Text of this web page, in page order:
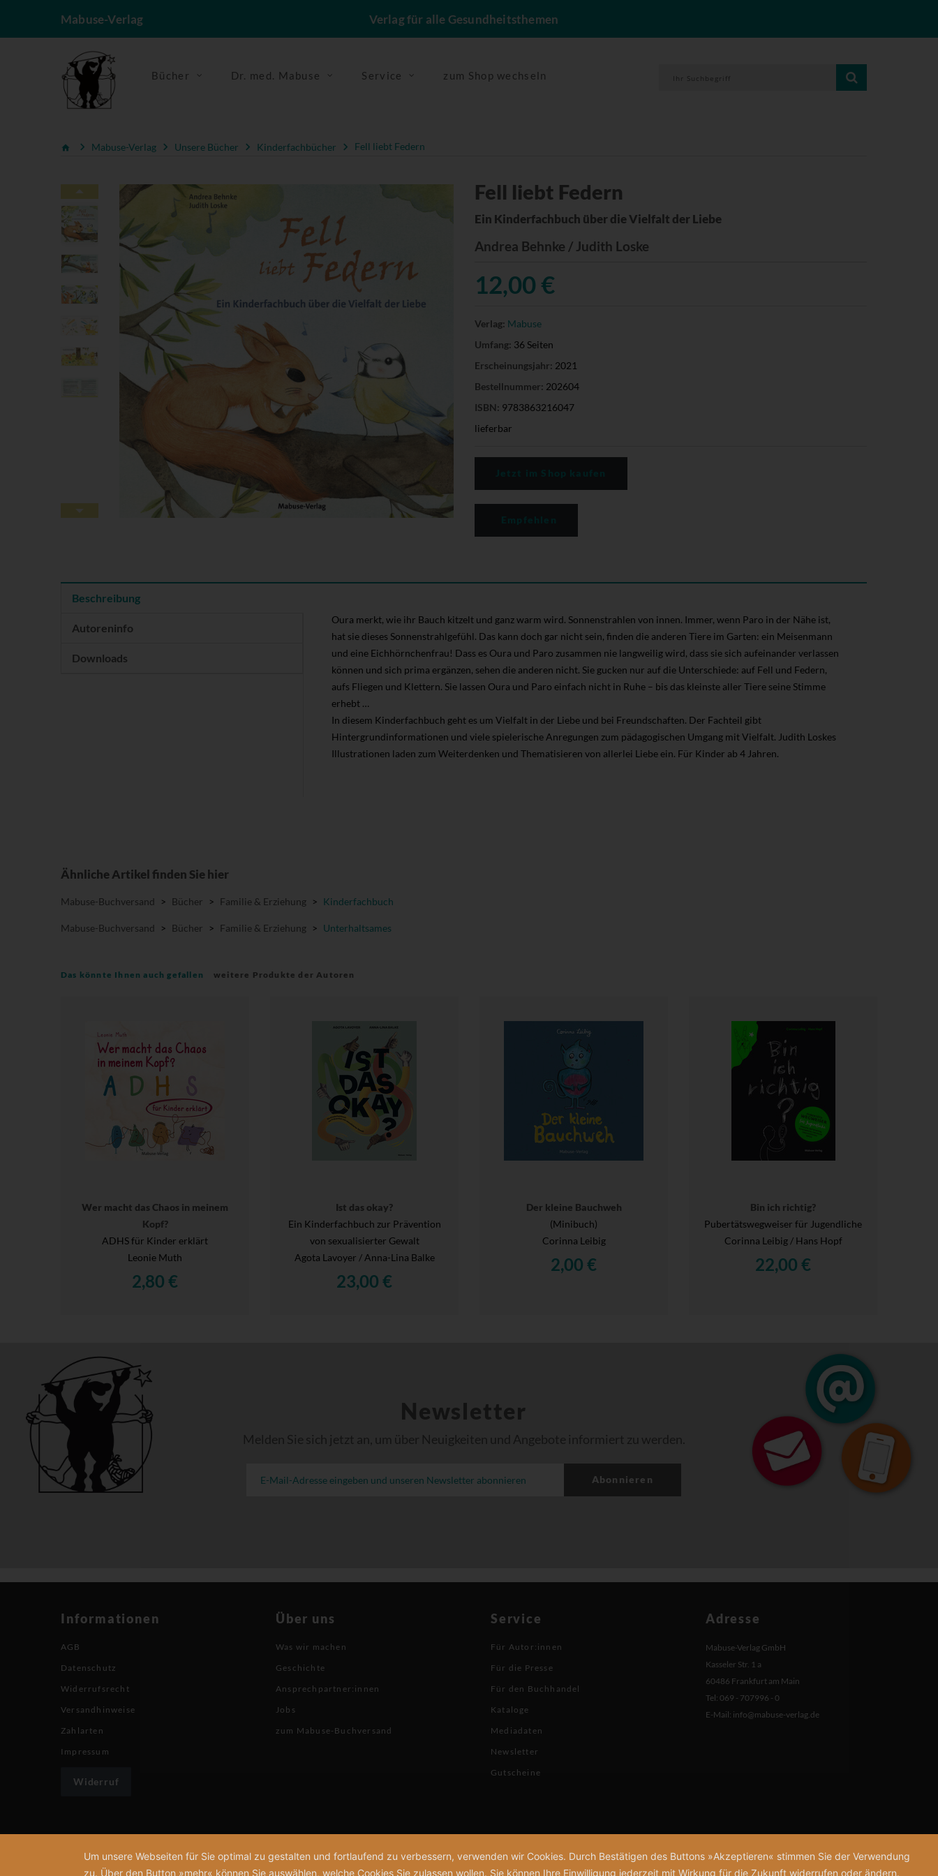
Mabuse-Verlag Verlag für alle Gesundheitsthemen
Bücher Dr. med. Mabuse Service zum Shop wechseln
Mabuse-Verlag Unsere Bücher Kinderfachbücher Fell liebt Federn
Fell liebt Federn
Ein Kinderfachbuch über die Vielfalt der Liebe
Andrea Behnke / Judith Loske
12,00 €
Verlag: Mabuse
Umfang: 36 Seiten
Erscheinungsjahr: 2021
Bestellnummer: 202604
ISBN: 9783863216047
lieferbar
Beschreibung
Autoreninfo
Downloads
Oura merkt, wie ihr Bauch kitzelt und ganz warm wird. Sonnenstrahlen von innen. Immer, wenn Paro in der Nähe ist,
hat sie dieses Sonnenstrahlgefühl. Das kann doch gar nicht sein, finden die anderen Tiere im Garten: ein Meisenmann
und eine Eichhörnchenfrau! Dass es Oura und Paro zusammen nie langweilig wird, dass sie sich aufeinander verlassen
können und sich prima ergänzen, sehen die anderen nicht. Sie gucken nur auf die Unterschiede: auf Fell und Federn,
aufs Fliegen und Klettern. Sie lassen Oura und Paro einfach nicht in Ruhe – bis das kleinste aller Tiere seine Stimme
erhebt …
In diesem Kinderfachbuch geht es um Vielfalt in der Liebe und bei Freundschaften. Der Fachteil gibt
Hintergrundinformationen und viele spielerische Anregungen zum pädagogischen Umgang mit Vielfalt. Judith Loskes
Illustrationen laden zum Weiterdenken und Thematisieren von allerlei Liebe ein. Für Kinder ab 4 Jahren.
Ähnliche Artikel finden Sie hier
Mabuse-Buchversand > Bücher > Familie & Erziehung > Kinderfachbuch
Mabuse-Buchversand > Bücher > Familie & Erziehung > Unterhaltsames
Das könnte Ihnen auch gefallen weitere Produkte der Autoren
Wer macht das Chaos in meinem
Kopf?
ADHS für Kinder erklärt
Leonie Muth
2,80 €
Ist das okay?
Ein Kinderfachbuch zur Prävention
von sexualisierter Gewalt
Agota Lavoyer / Anna-Lina Balke
23,00 €
Der kleine Bauchweh
(Minibuch)
Corinna Leibig
2,00 €
Bin ich richtig?
Pubertätswegweiser für Jugendliche
Corinna Leibig / Hans Hopf
22,00 €
Newsletter
Melden Sie sich jetzt an, um über Neuigkeiten und Angebote informiert zu werden.
Abonnieren
Informationen
AGB
Datenschutz
Widerrufsrecht
Versandhinweise
Zahlarten
Impressum
Widerruf
Über uns
Was wir machen
Geschichte
Ansprechpartner:innen
Jobs
zum Mabuse-Buchversand
Service
Für Autor:innen
Für die Presse
Für den Buchhandel
Kataloge
Mediadaten
Newsletter
Gutscheine
Adresse
Mabuse-Verlag GmbH
Kasseler Str. 1 a
60486 Frankfurt am Main
Tel: 069 - 707996 - 0
E-Mail: info@mabuse-verlag.de
Um unsere Webseiten für Sie optimal zu gestalten und fortlaufend zu verbessern, verwenden wir Cookies. Durch Bestätigen des Buttons »Akzeptieren« stimmen Sie der Verwendung
zu. Über den Button »mehr« können Sie auswählen, welche Cookies Sie zulassen wollen. Sie können Ihre Einwilligung jederzeit mit Wirkung für die Zukunft widerrufen oder ändern.